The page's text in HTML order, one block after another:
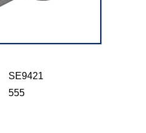
SE9421
555